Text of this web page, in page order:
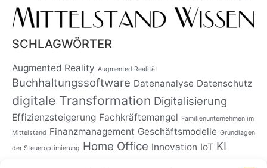
SCHLAGWÖRTER
Augmented Reality Augmented Realität
Buchhaltungssoftware Datenanalyse Datenschutz
digitale Transformation Digitalisierung
Effizienzsteigerung Fachkräftemangel Familienunternehmen im
Mittelstand Finanzmanagement Geschäftsmodelle Grundlagen
der Steueroptimierung Home Office Innovation IoT KI